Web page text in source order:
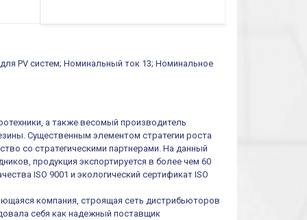
PV систем; Номинальный ток 13; Номинальное
а также весомый производитель
Существенным элементом стратегии роста
со стратегическими партнерами. На данный
продукция экспортируется в более чем 60
ISO 9001 и экологический сертификат ISO
компания, строящая сеть дистрибьюторов
себя как надежный поставщик